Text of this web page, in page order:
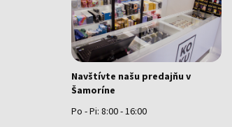
Navštívte našu predajňu v
Šamoríne
Po - Pi: 8:00 - 16:00